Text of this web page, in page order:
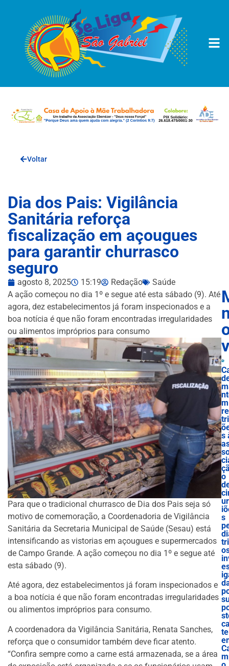
Voltar
Dia dos Pais: Vigilância
Sanitária reforça
fiscalização em açougues
para garantir churrasco
seguro
agosto 8, 2025 15:19 Redação
Saúde
A ação começou no dia 1º e segue até esta sábado (9). Até
agora, dez estabelecimentos já foram inspecionados e a
boa notícia é que não foram encontradas irregularidades
ou alimentos impróprios para consumo
Para que o tradicional churrasco de Dia dos Pais seja só
motivo de comemoração, a Coordenadoria de Vigilância
Sanitária da Secretaria Municipal de Saúde (Sesau) está
intensificando as vistorias em açougues e supermercados
de Campo Grande. A ação começou no dia 1º e segue até
esta sábado (9).
Até agora, dez estabelecimentos já foram inspecionados e
a boa notícia é que não foram encontradas irregularidades
ou alimentos impróprios para consumo.
A coordenadora da Vigilância Sanitária, Renata Sanches,
reforça que o consumidor também deve ficar atento.
“Confira sempre como a carne está armazenada, se a área
m
s
o
s